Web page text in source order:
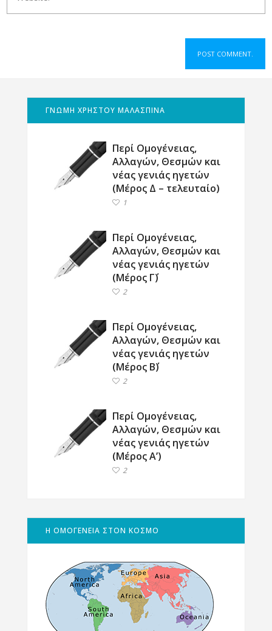
ΓΝΩΜΗ ΧΡΗΣΤΟΥ ΜΑΛΑΣΠΙΝΑ
Περί Ομογένειας,
Αλλαγών, Θεσμών και
νέας γενιάς ηγετών
(Μέρος Δ – τελευταίο)
1
Περί Ομογένειας,
Αλλαγών, Θεσμών και
νέας γενιάς ηγετών
(Μέρος Γ΄)
2
Περί Ομογένειας,
Αλλαγών, Θεσμών και
νέας γενιάς ηγετών
(Μέρος Β΄)
2
Περί Ομογένειας,
Αλλαγών, Θεσμών και
νέας γενιάς ηγετών
(Μέρος Α’)
2
Η ΟΜΟΓΕΝΕΙΑ ΣΤΟΝ ΚΟΣΜΟ